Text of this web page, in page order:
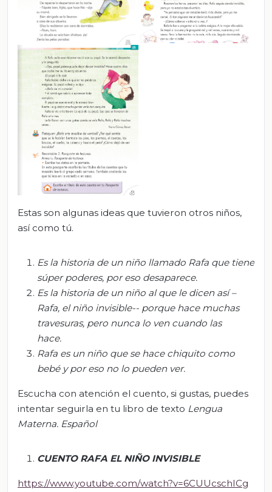
Estas son algunas ideas que tuvieron otros niños,
así como tú.
Es la historia de un niño llamado Rafa que tiene
súper poderes, por eso desaparece.
Es la historia de un niño al que le dicen así –
Rafa, el niño invisible-- porque hace muchas
travesuras, pero nunca lo ven cuando las
hace.
Rafa es un niño que se hace chiquito como
bebé y por eso no lo pueden ver.
Escucha con atención el cuento, si gustas, puedes
intentar seguirla en tu libro de texto Lengua
Materna. Español
CUENTO RAFA EL NIÑO INVISIBLE
https://www.youtube.com/watch?v=6CUUcschICg